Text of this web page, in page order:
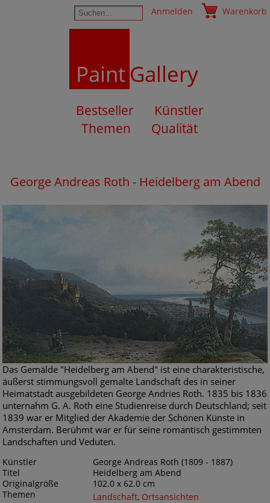
Anmelden Warenkorb
PaintGallery
Bestseller
Künstler
Themen
Qualität
George Andreas Roth - Heidelberg am Abend
Das Gemälde "Heidelberg am Abend" ist eine charakteristische,
äußerst stimmungsvoll gemalte Landschaft des in seiner
Heimatstadt ausgebildeten George Andries Roth. 1835 bis 1836
unternahm G. A. Roth eine Studienreise durch Deutschland; seit
1839 war er Mitglied der Akademie der Schönen Künste in
Amsterdam. Berühmt war er für seine romantisch gestimmten
Landschaften und Veduten.
Künstler
George Andreas Roth (1809 - 1887)
Titel
Heidelberg am Abend
Originalgröße
102.0 x 62.0 cm
Themen
Landschaft, Ortsansichten